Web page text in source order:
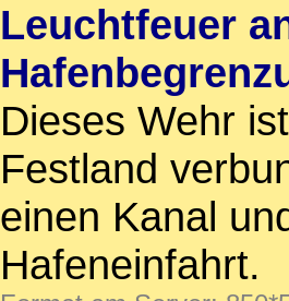
Leuchtfeuer
Dieses Wehr
Festland
einen Kanal
Hafeneinfahrt.